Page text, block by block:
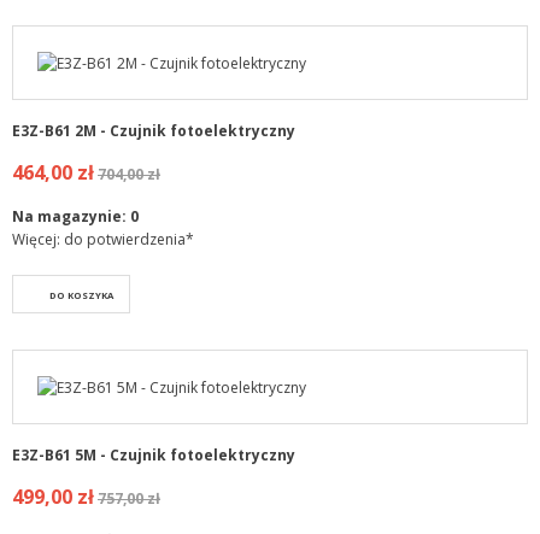
E3Z-B61 2M - Czujnik fotoelektryczny
464,00 zł704,00 zł
Na magazynie: 0
Więcej: do potwierdzenia*
DO KOSZYKA
E3Z-B61 5M - Czujnik fotoelektryczny
499,00 zł757,00 zł